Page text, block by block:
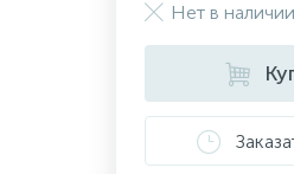
Нет в наличии